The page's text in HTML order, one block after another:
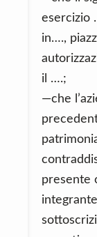
esercizio
in….,
il ….;
—che
presente